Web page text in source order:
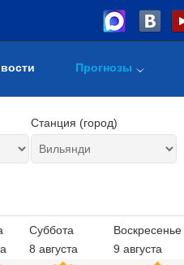
Прогнозы
Станция (город)
Суббота
8 августа
Воскресенье
9 августа